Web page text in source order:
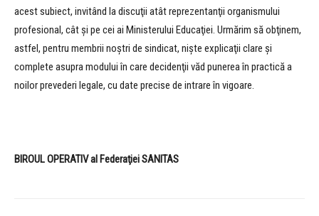
acest subiect, invitând la discuţii atât reprezentanţii organismului
profesional, cât şi pe cei ai Ministerului Educaţiei. Urmărim să obţinem,
astfel, pentru membrii noştri de sindicat, nişte explicaţii clare şi
complete asupra modului în care decidenţii văd punerea în practică a
noilor prevederi legale, cu date precise de intrare în vigoare.
BIROUL OPERATIV al Federaţiei SANITAS